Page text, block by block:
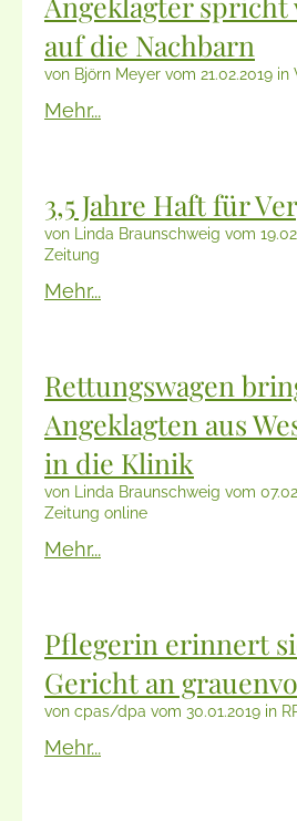
auf die Nachbarn
von Björn Meyer vom 21.02.2019 in
Mehr...
3,5 Jahre Haft für
von Linda Braunschweig vom
Zeitung
Mehr...
Rettungswagen
Angeklagten aus
in die Klinik
von Linda Braunschweig vom
Zeitung online
Mehr...
Pflegerin erinnert
Gericht an
von cpas/dpa vom 30.01.2019 in
Mehr...